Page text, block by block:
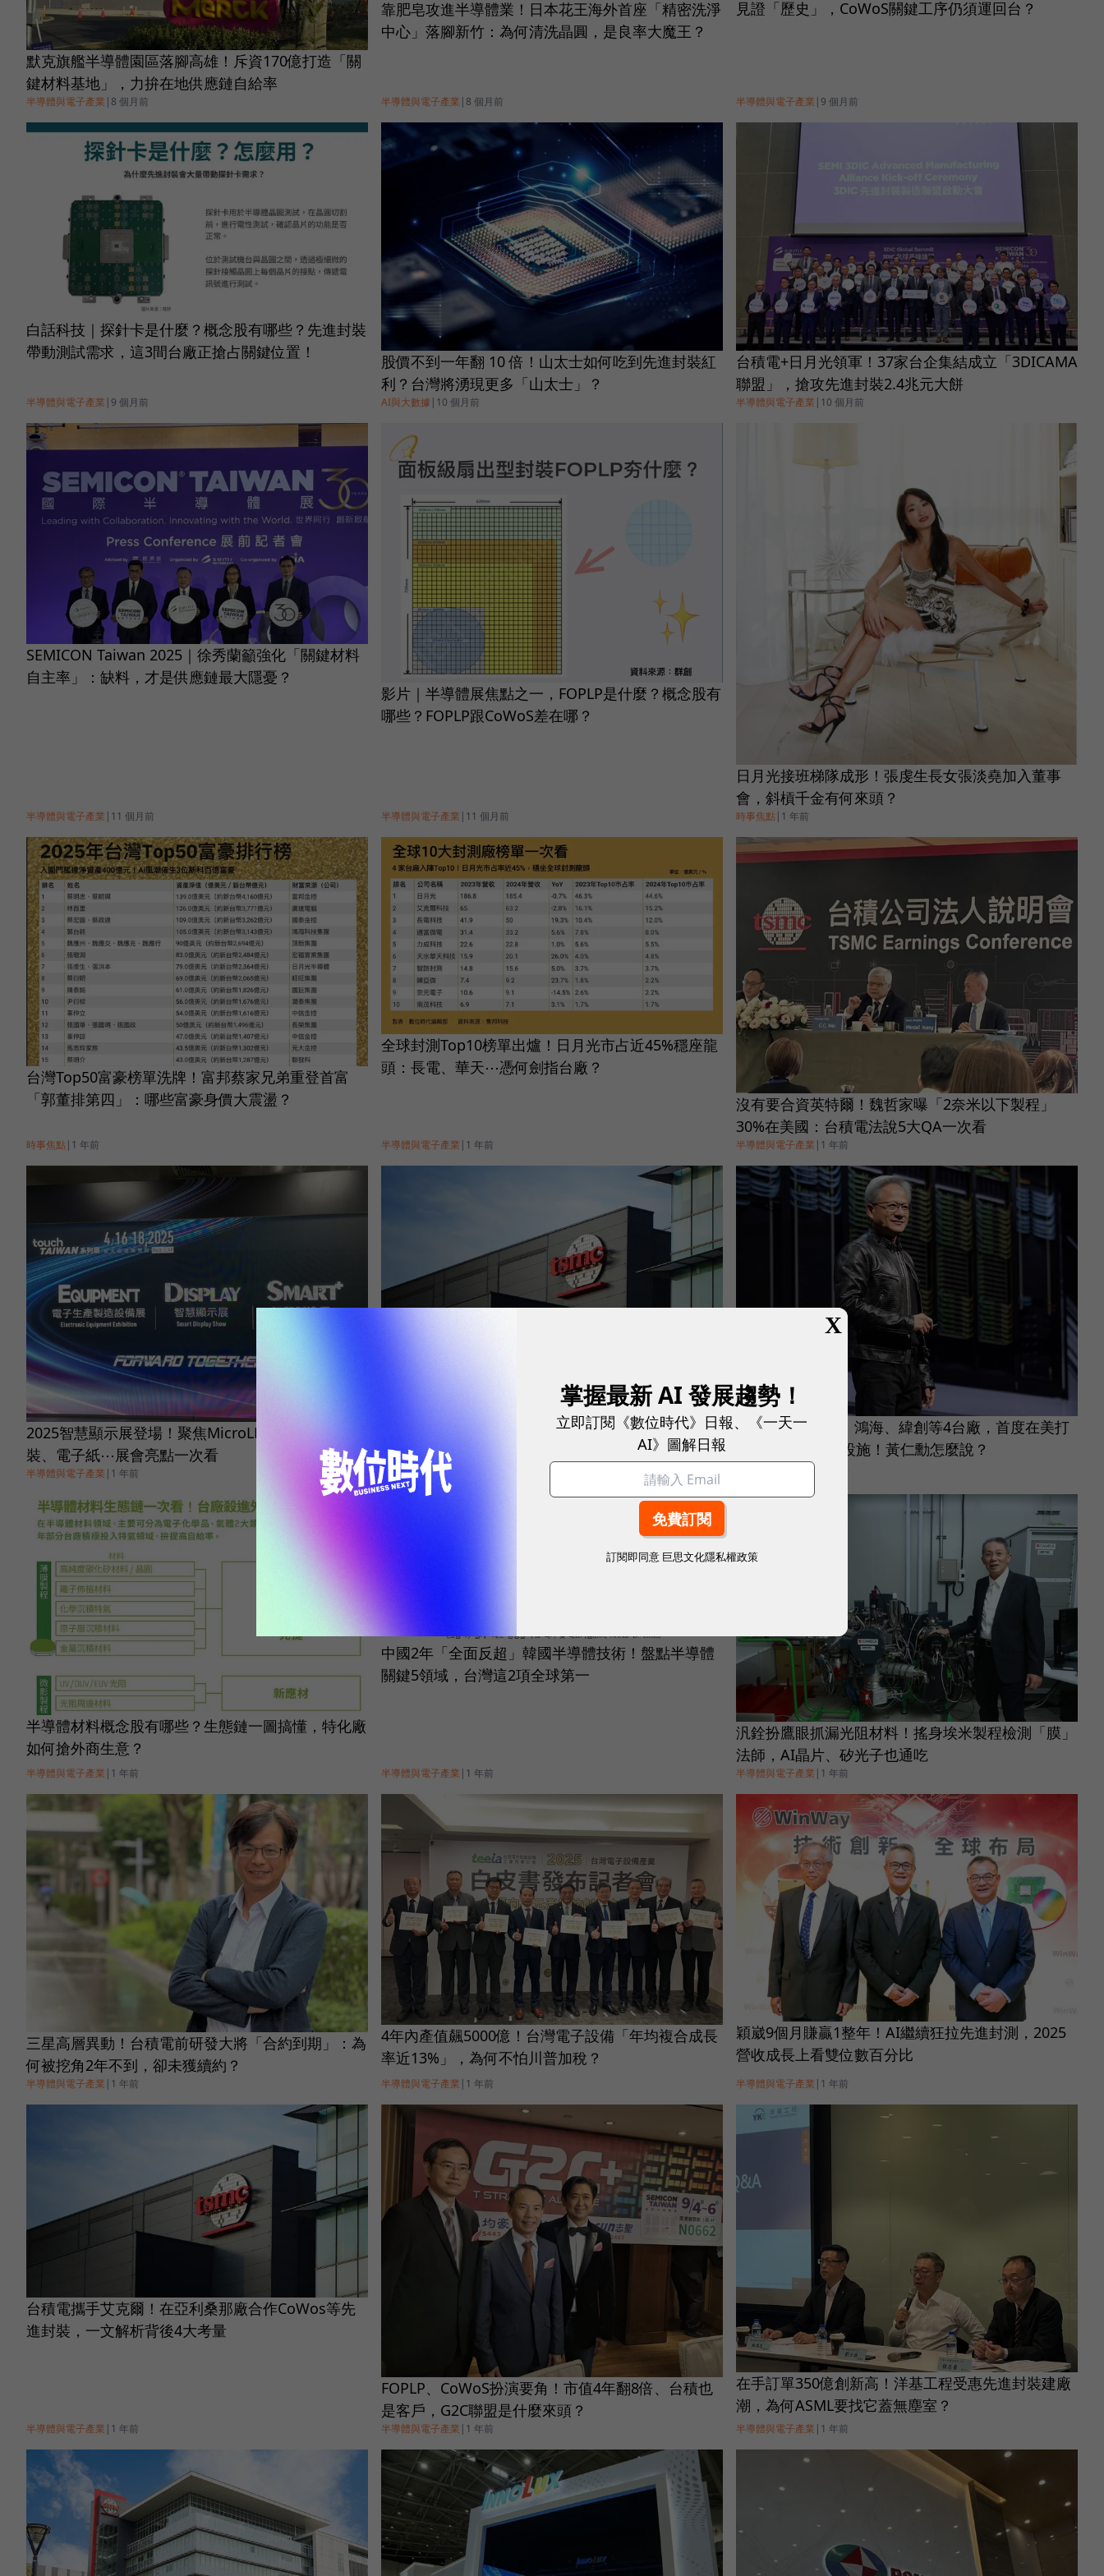
默克旗艦半導體園區落腳高雄！斥資170億打造「關
鍵材料基地」，力拚在地供應鏈自給率
半導體與電子產業 | 8 個月前
靠肥皂攻進半導體業！日本花王海外首座「精密洗淨
中心」落腳新竹：為何清洗晶圓，是良率大魔王？
半導體與電子產業 | 8 個月前
見證「歷史」，CoWoS關鍵工序仍須運回台？
半導體與電子產業 | 9 個月前
白話科技｜探針卡是什麼？概念股有哪些？先進封裝
帶動測試需求，這3間台廠正搶占關鍵位置！
半導體與電子產業 | 9 個月前
股價不到一年翻 10 倍！山太士如何吃到先進封裝紅
利？台灣將湧現更多「山太士」？
AI與大數據 | 10 個月前
台積電+日月光領軍！37家台企集結成立「3DICAMA
聯盟」，搶攻先進封裝2.4兆元大餅
半導體與電子產業 | 10 個月前
SEMICON Taiwan 2025｜徐秀蘭籲強化「關鍵材料
自主率」：缺料，才是供應鏈最大隱憂？
半導體與電子產業 | 11 個月前
影片｜半導體展焦點之一，FOPLP是什麼？概念股有
哪些？FOPLP跟CoWoS差在哪？
半導體與電子產業 | 11 個月前
日月光接班梯隊成形！張虔生長女張淡堯加入董事
會，斜槓千金有何來頭？
時事焦點 | 1 年前
台灣Top50富豪榜單洗牌！富邦蔡家兄弟重登首富
「郭董排第四」：哪些富豪身價大震盪？
時事焦點 | 1 年前
全球封測Top10榜單出爐！日月光市占近45%穩座龍
頭：長電、華天⋯憑何劍指台廠？
半導體與電子產業 | 1 年前
沒有要合資英特爾！魏哲家曝「2奈米以下製程」
30%在美國：台積電法說5大QA一次看
半導體與電子產業 | 1 年前
2025智慧顯示展登場！聚焦MicroLED、面板級封
裝、電子紙⋯展會亮點一次看
半導體與電子產業 | 1 年前 半導體與電子產業
輝達攜手台積電、鴻海、緯創等4台廠，首度在美打
造16兆元AI基礎設施！黃仁勳怎麼說？
半導體材料概念股有哪些？生態鏈一圖搞懂，特化廠
如何搶外商生意？
半導體與電子產業 | 1 年前
中國2年「全面反超」韓國半導體技術！盤點半導體
關鍵5領域，台灣這2項全球第一
半導體與電子產業 | 1 年前
汎銓扮鷹眼抓漏光阻材料！搖身埃米製程檢測「膜」
法師，AI晶片、矽光子也通吃
半導體與電子產業 | 1 年前
三星高層異動！台積電前研發大將「合約到期」：為
何被挖角2年不到，卻未獲續約？
半導體與電子產業 1 年前
4年內產值飆5000億！台灣電子設備「年均複合成長
率近13%」，為何不怕川普加稅？
半導體與電子產業 1 年前
穎崴9個月賺贏1整年！AI繼續狂拉先進封測，2025
營收成長上看雙位數百分比
半導體與電子產業 1 年前
台積電攜手艾克爾！在亞利桑那廠合作CoWos等先
進封裝，一文解析背後4大考量
半導體與電子產業 | 1 年前
FOPLP、CoWoS扮演要角！市值4年翻8倍、台積也
是客戶，G2C聯盟是什麼來頭？
半導體與電子產業 | 1 年前
在手訂單350億創新高！洋基工程受惠先進封裝建廠
潮，為何ASML要找它蓋無塵室？
半導體與電子產業 | 1 年前
X
掌握最新 AI 發展趨勢！
立即訂閱《數位時代》日報、《一天一
AI》圖解日報
訂閱即同意 巨思文化隱私權政策